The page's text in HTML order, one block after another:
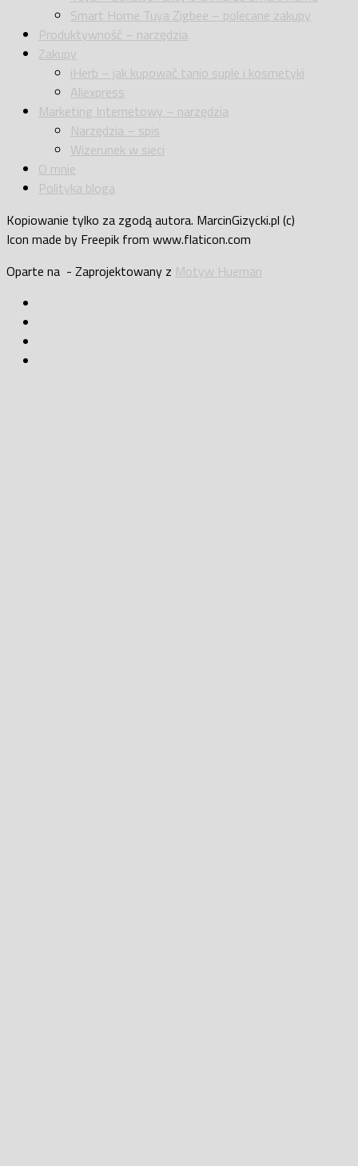
Smart Home Tuya Zigbee – polecane zakupy
Produktywność – narzędzia
Zakupy
iHerb – jak kupować tanio suple i kosmetyki
Aliexpress
Marketing Internetowy – narzędzia
Narzędzia – spis
Wizerunek w sieci
O mnie
Polityka bloga
Kopiowanie tylko za zgodą autora. MarcinGizycki.pl (c)
Icon made by Freepik from www.flaticon.com
Oparte na - Zaprojektowany z Motyw Hueman